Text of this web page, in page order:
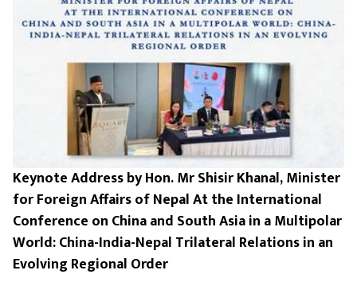
Keynote Address by Hon. Mr Shisir Khanal, Minister
for Foreign Affairs of Nepal At the International
Conference on China and South Asia in a Multipolar
World: China-India-Nepal Trilateral Relations in an
Evolving Regional Order